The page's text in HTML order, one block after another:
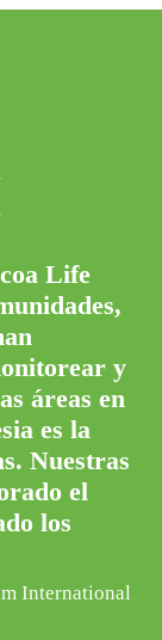
Life
y
áreas en
es la
Nuestras
el
los
International